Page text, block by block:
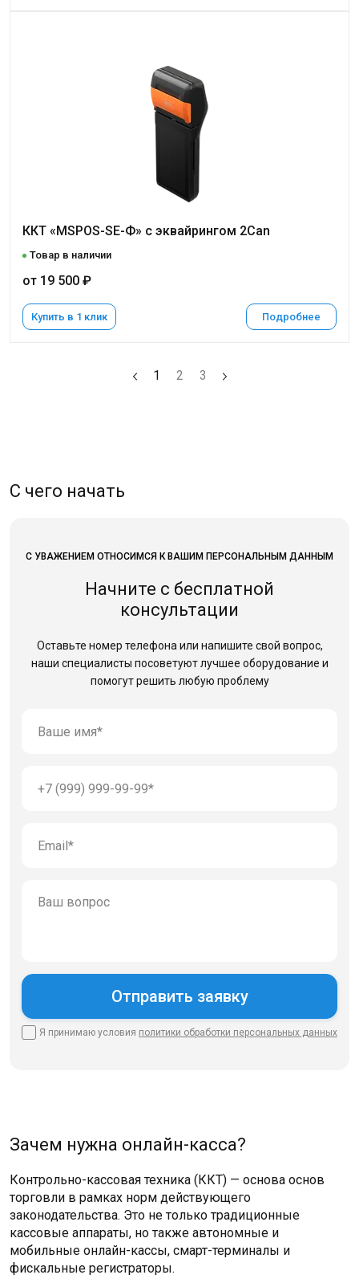
ККТ «MSPOS-SE-Ф» с эквайрингом 2Can
Товар в наличии
от 19 500 ₽
Купить в 1 клик Подробнее
1 2 3
С чего начать
С УВАЖЕНИЕМ ОТНОСИМСЯ К ВАШИМ ПЕРСОНАЛЬНЫМ ДАННЫМ
Начните с бесплатной
консультации
Оставьте номер телефона или напишите свой вопрос,
наши специалисты посоветуют лучшее оборудование и
помогут решить любую проблему
Я принимаю условия политики обработки персональных данных
Зачем нужна онлайн-касса?
Контрольно-кассовая техника (ККТ) — основа основ
торговли в рамках норм действующего
законодательства. Это не только традиционные
кассовые аппараты, но также автономные и
мобильные онлайн-кассы, смарт-терминалы и
фискальные регистраторы.